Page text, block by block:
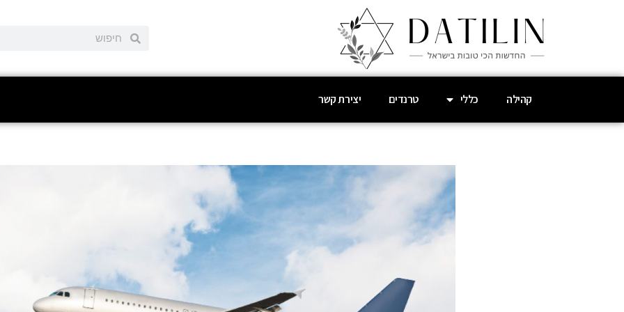
קהילה כללי טרנדים יצירת קשר